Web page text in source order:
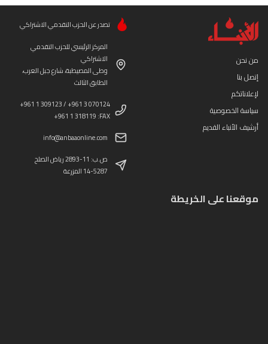
من نحن
إتصل بنا
لإعلاناتكم
سياسة الخصوصية
أرشيف الأنباء القديم
تصدر عن الحزب التقدمي الاشتراكي
المركز الرئيسي للحزب التقدمي
الاشتراكي
وطى المصيطبة، شارع جبل العرب،
الطابق الثالث
+961 1 309123 / +961 3 070124
+961 1 318119 :FAX
info@anbaaonline.com
ص.ب: 11-2893 رياض الصلح
14-5287 المزرعة
موقعنا على الخريطة